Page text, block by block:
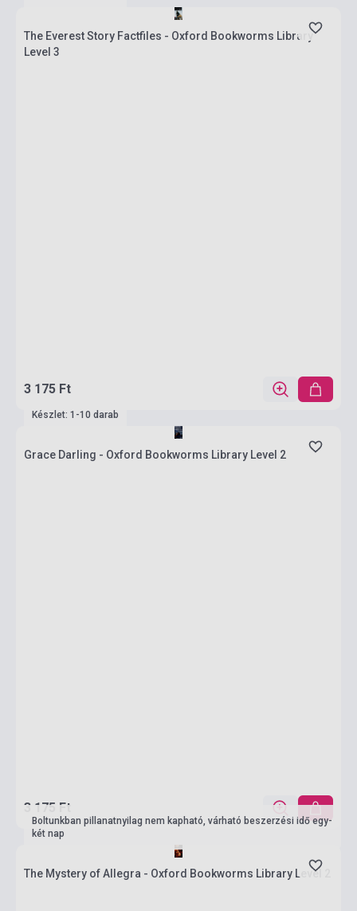
The Everest Story Factfiles - Oxford Bookworms Library
Level 3
3 175 Ft
Készlet: 1-10 darab
Grace Darling - Oxford Bookworms Library Level 2
3 175 Ft
Boltunkban pillanatnyilag nem kapható, várható beszerzési idő egy-
két nap
The Mystery of Allegra - Oxford Bookworms Library Level 2